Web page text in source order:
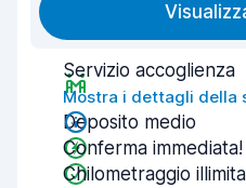
Servizio accoglienza
Mostra i dettagli della
Deposito medio
Conferma immediata!
Chilometraggio